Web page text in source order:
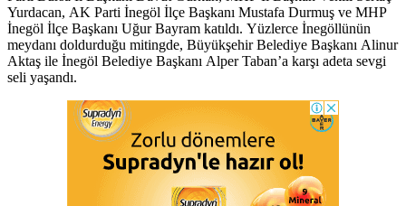
Yurdacan, AK Parti İnegöl İlçe Başkanı Mustafa Durmuş ve MHP
İnegöl İlçe Başkanı Uğur Bayram katıldı. Yüzlerce İnegöllünün
meydanı doldurduğu mitingde, Büyükşehir Belediye Başkanı Alinur
Aktaş ile İnegöl Belediye Başkanı Alper Taban’a karşı adeta sevgi
seli yaşandı.